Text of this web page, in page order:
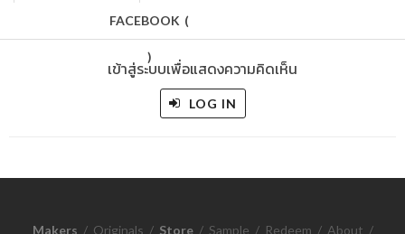
FACEBOOK (
)
เข้าสู่ระบบเพื่อแสดงความคิดเห็น
LOG IN
Makers / Originals / Store / Sample / Redeem / About /